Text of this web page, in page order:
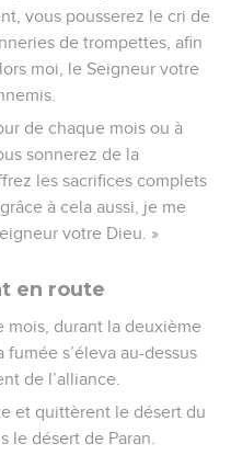
vous pousserez le cri de
de trompettes, afin
moi, le Seigneur votre
de chaque mois ou à
sonnerez de la
les sacrifices complets
à cela aussi, je me
votre Dieu. »
en route
mois, durant la deuxième
fumée s’éleva au-dessus
de l’alliance.
et quittèrent le désert du
le désert de Paran.